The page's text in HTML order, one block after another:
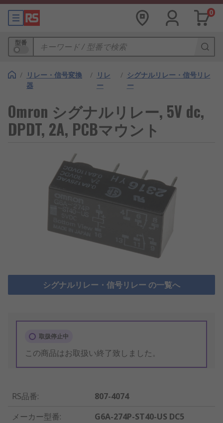
0
型番
/ リレー・信号変換
器
/ リレ
ー
/ シグナルリレー・信号リレ
ー
Omron シグナルリレー, 5V dc,
DPDT, 2A, PCBマウント
シグナルリレー・信号リレー の一覧へ
取扱停止中
この商品はお取扱い終了致しました。
RS品番:
807-4074
メーカー型番:
G6A-274P-ST40-US DC5